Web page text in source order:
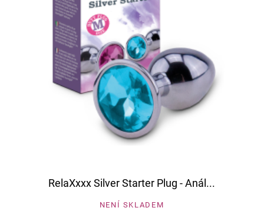
RelaXxxx Silver Starter Plug - Anál...
NENÍ SKLADEM